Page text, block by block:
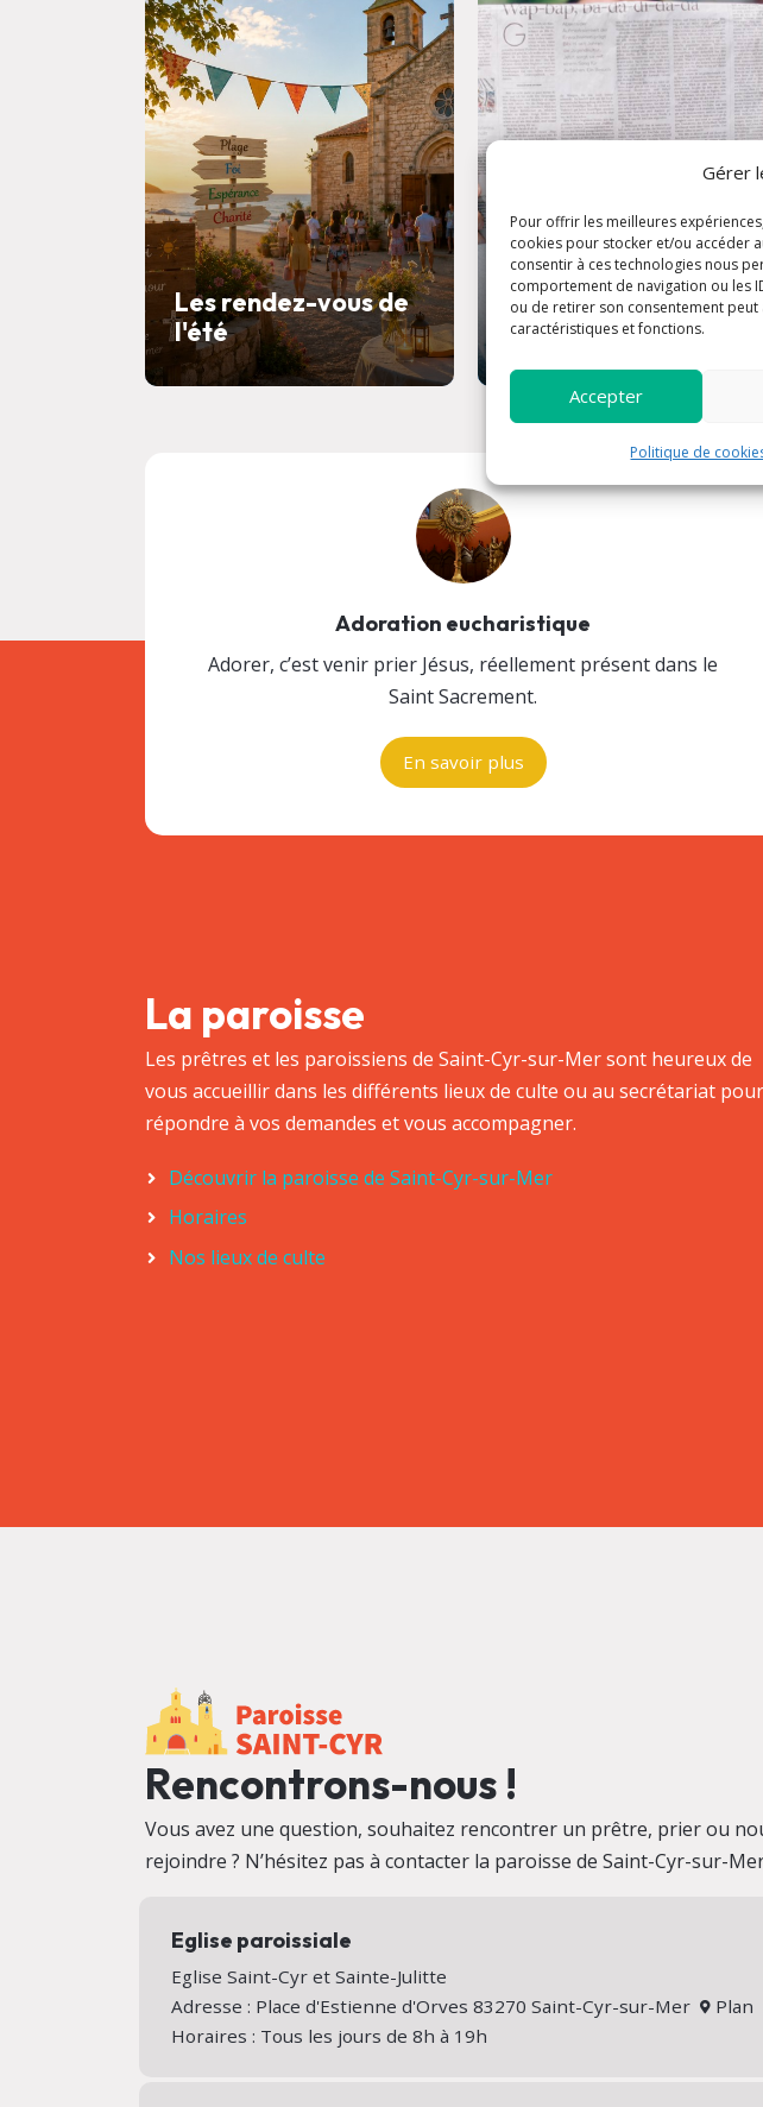
Gérer
Pour offrir les meilleures
cookies pour stocker et/ou accéder
consentir à ces technologies nous
comportement de navigation ou les
ou de retirer son consentement
caractéristiques et fonctions.
Accepter
Politique de
Les rendez-vous de
l'été
bulletin paroissial
dimanche 19-07-
2026
Adoration eucharistique
Adorer, c’est venir prier Jésus, réellement présent dans le
Saint Sacrement.
En savoir plus
La paroisse
Les prêtres et les paroissiens de Saint-Cyr-sur-Mer sont heureux de
vous accueillir dans les différents lieux de culte ou au secrétariat pour
répondre à vos demandes et vous accompagner.
Découvrir la paroisse de Saint-Cyr-sur-Mer
Horaires
Nos lieux de culte
Rencontrons-nous !
Vous avez une question, souhaitez rencontrer un prêtre, prier ou
rejoindre ? N’hésitez pas à contacter la paroisse de Saint-Cyr-sur-
Eglise paroissiale
Eglise Saint-Cyr et Sainte-Julitte
Adresse : Place d'Estienne d'Orves 83270 Saint-Cyr-sur-Mer
Plan
Horaires : Tous les jours de 8h à 19h